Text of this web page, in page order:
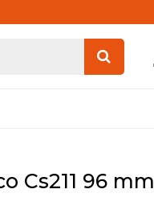
Cs211 96 mm